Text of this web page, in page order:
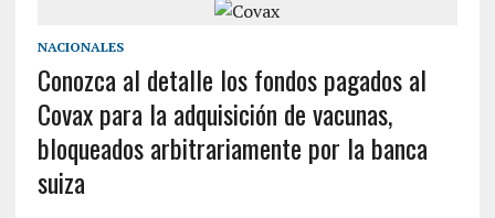
NACIONALES
Conozca al detalle los fondos pagados al
Covax para la adquisición de vacunas,
bloqueados arbitrariamente por la banca
suiza